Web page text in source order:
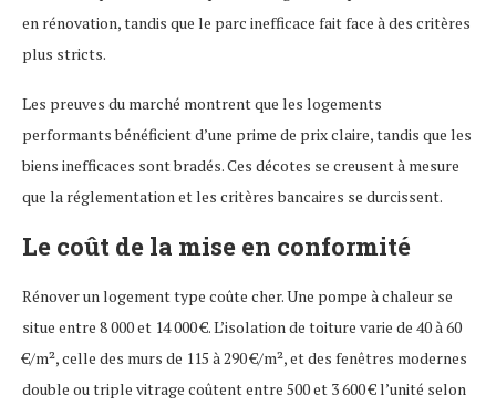
en rénovation, tandis que le parc inefficace fait face à des critères
plus stricts.
Les preuves du marché montrent que les logements
performants bénéficient d’une prime de prix claire, tandis que les
biens inefficaces sont bradés. Ces décotes se creusent à mesure
que la réglementation et les critères bancaires se durcissent.
Le coût de la mise en conformité
Rénover un logement type coûte cher. Une pompe à chaleur se
situe entre 8 000 et 14 000 €. L’isolation de toiture varie de 40 à 60
€/m², celle des murs de 115 à 290 €/m², et des fenêtres modernes
double ou triple vitrage coûtent entre 500 et 3 600 € l’unité selon